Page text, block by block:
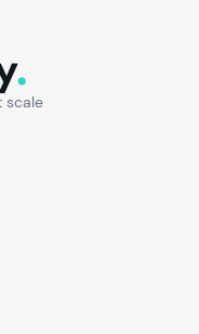
scale